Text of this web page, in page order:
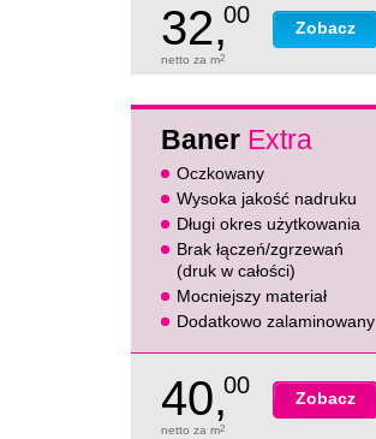
Zobacz
32,00
netto za m2
Baner Extra
Oczkowany
Wysoka jakość nadruku
Długi okres użytkowania
Brak łączeń/zgrzewań
(druk w całości)
Mocniejszy materiał
Dodatkowo zalaminowany
Zobacz
40,00
netto za m2